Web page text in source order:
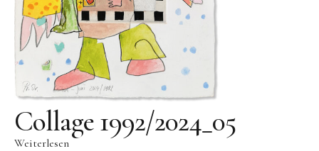
Wegbeschreibung
Impressum
Datenschutz
Collage 1992/2024_05
Weiterlesen